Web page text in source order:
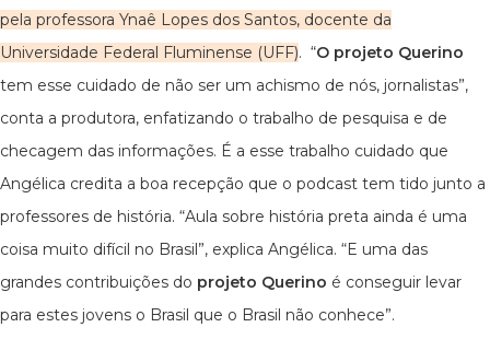
pela professora Ynaê Lopes dos Santos, docente da
Universidade Federal Fluminense (UFF). “O projeto Querino
tem esse cuidado de não ser um achismo de nós, jornalistas”,
conta a produtora, enfatizando o trabalho de pesquisa e de
checagem das informações. É a esse trabalho cuidado que
Angélica credita a boa recepção que o podcast tem tido junto a
professores de história. “Aula sobre história preta ainda é uma
coisa muito difícil no Brasil”, explica Angélica. “E uma das
grandes contribuições do projeto Querino é conseguir levar
para estes jovens o Brasil que o Brasil não conhece”.